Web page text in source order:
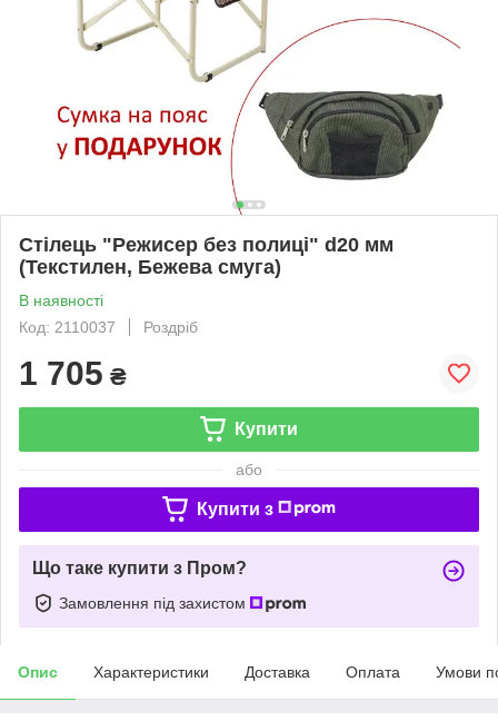
Стілець "Режисер без полиці" d20 мм
(Текстилен, Бежева смуга)
В наявності
Код: 2110037
Роздріб
1 705 ₴
Купити
або
Купити з
Що таке купити з Пром?
Замовлення під захистом
Опис Характеристики Доставка Оплата Умови